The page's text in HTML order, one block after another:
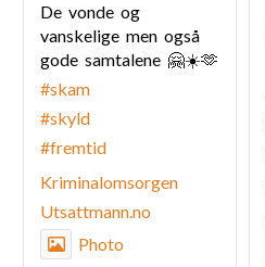
De vonde og
vanskelige men også
gode samtalene 🤗☀️🫶
#skam
#skyld
#fremtid
Kriminalomsorgen
Utsattmann.no
Photo